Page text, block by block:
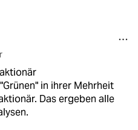
in ihrer Mehrheit
Das ergeben alle